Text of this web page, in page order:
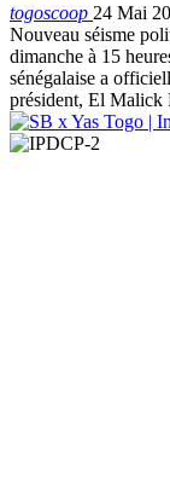
togoscoop 24 Mai
Nouveau séisme
dimanche à 15
sénégalaise a
président, El Malick